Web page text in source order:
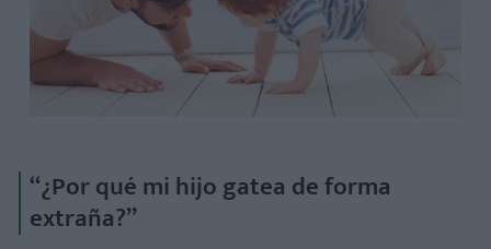
“¿Por qué mi hijo gatea de forma
extraña?”